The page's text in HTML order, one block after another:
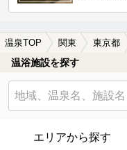
温泉TOP 関東 東京都
温浴施設を探す
エリアから探す